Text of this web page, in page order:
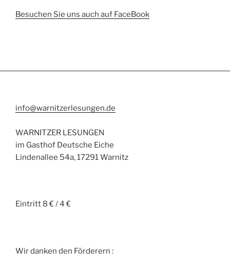
Besuchen Sie uns auch auf FaceBook
info@warnitzerlesungen.de
WARNITZER LESUNGEN
im Gasthof Deutsche Eiche
Lindenallee 54a, 17291 Warnitz
Eintritt 8 € / 4 €
Wir danken den Förderern :